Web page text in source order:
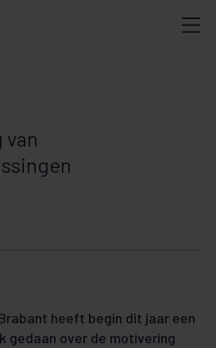
heeft begin dit jaar een
gedaan over de motivering